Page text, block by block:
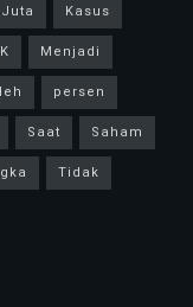
Juta
Kasus
Menjadi
persen
Saat
Saham
Tidak